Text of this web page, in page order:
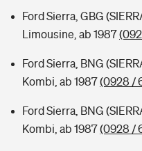
Ford Sierra, GBG
Limousine, ab 1987
Ford Sierra, BNG
Kombi, ab 1987(0928 /
Ford Sierra, BNG
Kombi, ab 1987(0928 /